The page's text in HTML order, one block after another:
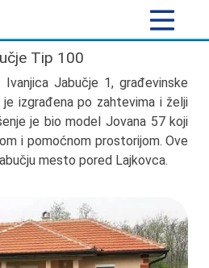
Tip 100
Jabučje 1, građevinske
izgrađena po zahtevima i želji
je bio model Jovana 57 koji
i pomoćnom prostorijom. Ove
mesto pored Lajkovca.